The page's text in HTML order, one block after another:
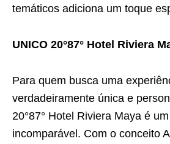
temáticos adiciona um toque
UNICO 20°87° Hotel Riviera
Para quem busca uma
verdadeiramente única e
20°87° Hotel Riviera Maya é
incomparável. Com o conceito